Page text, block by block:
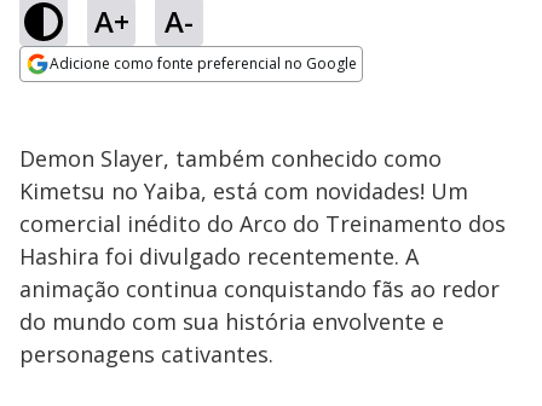
A+ A-
Adicione como fonte preferencial no Google
Demon Slayer, também conhecido como
Kimetsu no Yaiba, está com novidades! Um
comercial inédito do Arco do Treinamento dos
Hashira foi divulgado recentemente. A
animação continua conquistando fãs ao redor
do mundo com sua história envolvente e
personagens cativantes.